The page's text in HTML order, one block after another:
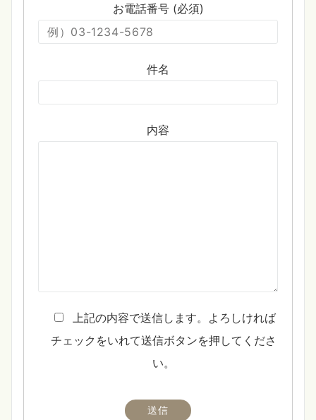
お電話番号 (必須)
件名
内容
上記の内容で送信します。よろしければ
チェックをいれて送信ボタンを押してくださ
い。